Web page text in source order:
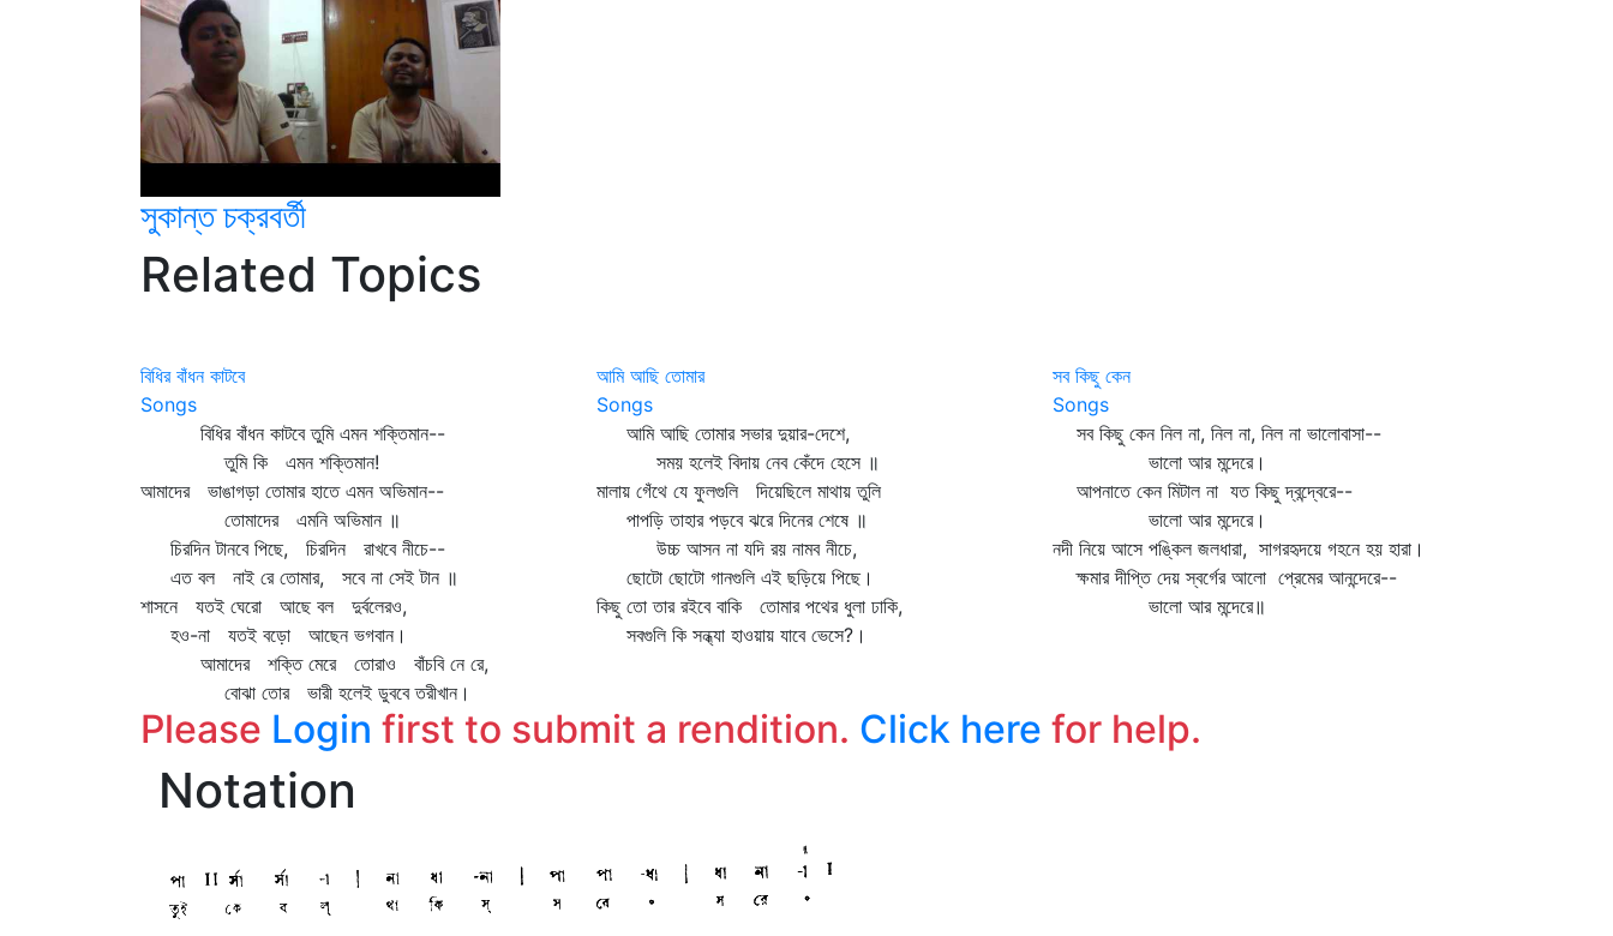
সুকান্ত চক্রবর্তী
Related Topics
বিধির বাঁধন কাটবে
Songs
বিধির বাঁধন কাটবে তুমি এমন শক্তিমান--
তুমি কি এমন শক্তিমান!
আমাদের ভাঙাগড়া তোমার হাতে এমন অভিমান--
তোমাদের এমনি অভিমান ॥
চিরদিন টানবে পিছে, চিরদিন রাখবে নীচে--
এত বল নাই রে তোমার, সবে না সেই টান ॥
শাসনে যতই ঘেরো আছে বল দুর্বলেরও,
হও-না যতই বড়ো আছেন ভগবান।
আমাদের শক্তি মেরে তোরাও বাঁচবি নে রে,
বোঝা তোর ভারী হলেই ডুববে তরীখান।
আমি আছি তোমার
Songs
আমি আছি তোমার সভার দুয়ার-দেশে,
সময় হলেই বিদায় নেব কেঁদে হেসে ॥
মালায় গেঁথে যে ফুলগুলি দিয়েছিলে মাথায় তুলি
পাপড়ি তাহার পড়বে ঝরে দিনের শেষে ॥
উচ্চ আসন না যদি রয় নামব নীচে,
ছোটো ছোটো গানগুলি এই ছড়িয়ে পিছে।
কিছু তো তার রইবে বাকি তোমার পথের ধুলা ঢাকি,
সবগুলি কি সন্ধ্যা হাওয়ায় যাবে ভেসে?।
সব কিছু কেন
Songs
সব কিছু কেন নিল না, নিল না, নিল না ভালোবাসা--
ভালো আর মন্দেরে।
আপনাতে কেন মিটাল না যত কিছু দ্বন্দ্বেরে--
ভালো আর মন্দেরে।
নদী নিয়ে আসে পঙ্কিল জলধারা, সাগরহৃদয়ে গহনে হয় হারা।
ক্ষমার দীপ্তি দেয় স্বর্গের আলো প্রেমের আনন্দেরে--
ভালো আর মন্দেরে॥
Please Login first to submit a rendition. Click here for help.
Notation